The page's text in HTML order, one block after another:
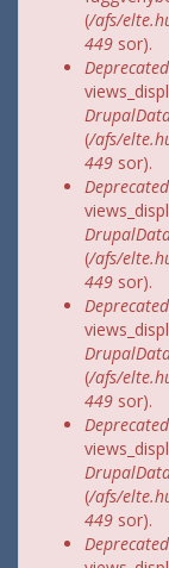
(/afs/
449 sor).
(/afs/
449 sor).
(/afs/
449 sor).
(/afs/
449 sor).
(/afs/
449 sor).